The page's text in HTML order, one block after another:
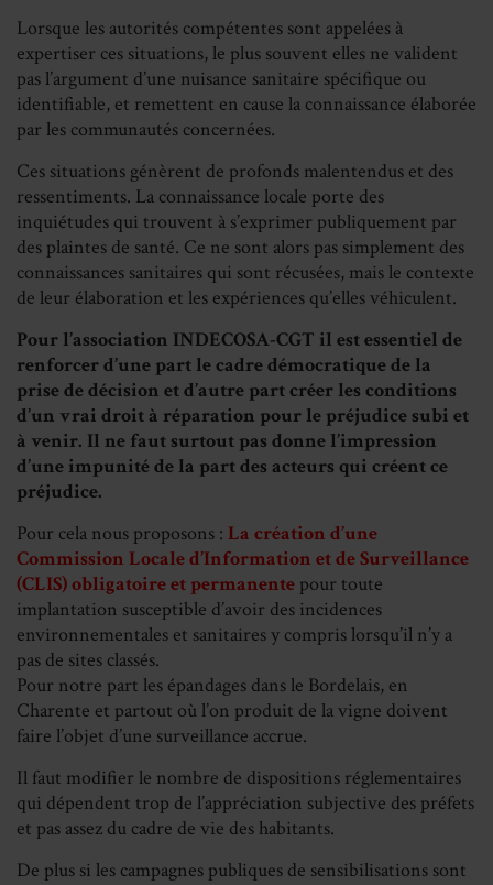
Lorsque les autorités compétentes sont appelées à
expertiser ces situations, le plus souvent elles ne valident
pas l’argument d’une nuisance sanitaire spécifique ou
identifiable, et remettent en cause la connaissance élaborée
par les communautés concernées.
Ces situations génèrent de profonds malentendus et des
ressentiments. La connaissance locale porte des
inquiétudes qui trouvent à s’exprimer publiquement par
des plaintes de santé. Ce ne sont alors pas simplement des
connaissances sanitaires qui sont récusées, mais le contexte
de leur élaboration et les expériences qu’elles véhiculent.
Pour l’association INDECOSA-CGT il est essentiel de
renforcer d’une part le cadredémocratique de la
prise de décision et d’autre part créer les conditions
d’un vrai droit à réparation pour le préjudice subi et
à venir. Il ne faut surtout pas donne l’impression
d’une impunité de la part des acteurs qui créent ce
préjudice.
Pour cela nous proposons : La création d’une
Commission Locale d’Information et de Surveillance
(CLIS)obligatoire et permanente pour toute
implantation susceptible d’avoir des incidences
environnementales et sanitaires y compris lorsqu’il n’y a
pas de sites classés.
Pour notre part les épandages dans le Bordelais, en
Charente et partout où l’on produit de la vigne doivent
faire l’objet d’une surveillance accrue.
Il faut modifier le nombre de dispositions réglementaires
qui dépendent trop de l’appréciation subjective des préfets
et pas assez du cadre de vie des habitants.
De plus si les campagnes publiques de sensibilisations sont